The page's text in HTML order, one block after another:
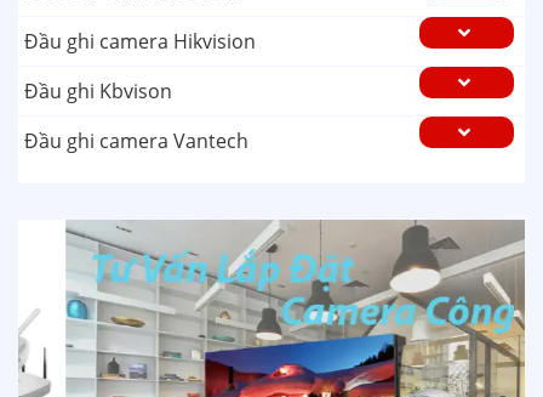
Đầu ghi camera Hikvision
Đầu ghi Kbvison
Đầu ghi camera Vantech